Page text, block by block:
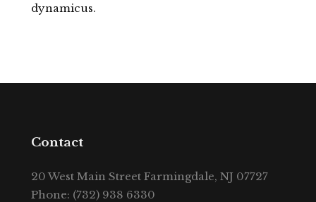
dynamicus.
Contact
20 West Main Street Farmingdale, NJ 07727
Phone: (732) 938 6330